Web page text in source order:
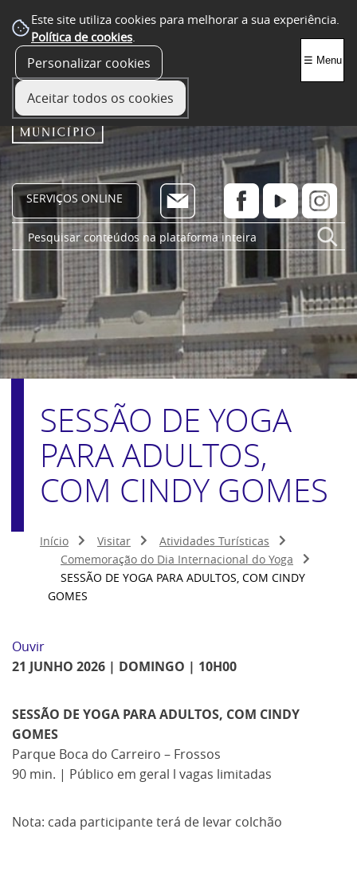
Este site utiliza cookies para melhorar a sua experiência.
Política de cookies.
Personalizar cookies
Aceitar todos os cookies
SERVIÇOS ONLINE
☰ Menu
SESSÃO DE YOGA
PARA ADULTOS,
COM CINDY GOMES
Início Visitar
Atividades Turísticas
Comemoração do Dia Internacional do Yoga
SESSÃO DE YOGA PARA ADULTOS, COM CINDY
GOMES
Ouvir
21 JUNHO 2026 | DOMINGO | 10H00
SESSÃO DE YOGA PARA ADULTOS, COM CINDY
GOMES
Parque Boca do Carreiro – Frossos
90 min. | Público em geral l vagas limitadas
Nota: cada participante terá de levar colchão